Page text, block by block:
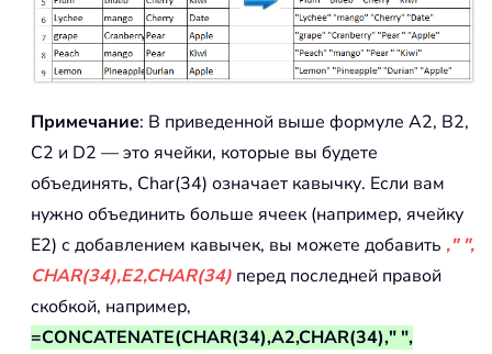
Примечание: В приведенной выше формуле A2, B2,
C2 и D2 — это ячейки, которые вы будете
объединять, Char(34) означает кавычку. Если вам
нужно объединить больше ячеек (например, ячейку
E2) с добавлением кавычек, вы можете добавить ," ",
CHAR(34),E2,CHAR(34) перед последней правой
скобкой, например,
=CONCATENATE(CHAR(34),A2,CHAR(34)," ",